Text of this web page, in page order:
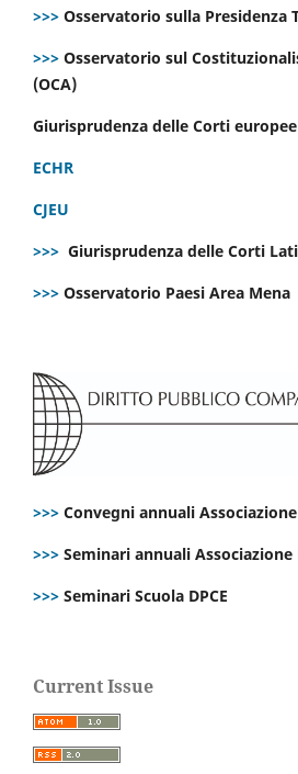
>>> Osservatorio sulla Presidenza
>>> Osservatorio sul
(OCA)
Giurisprudenza delle Corti europee
ECHR
CJEU
>>> Giurisprudenza delle Corti
>>> Osservatorio Paesi Area Mena
>>> Convegni annuali Associazione
>>> Seminari annuali Associazione
>>> Seminari Scuola DPCE
Current Issue